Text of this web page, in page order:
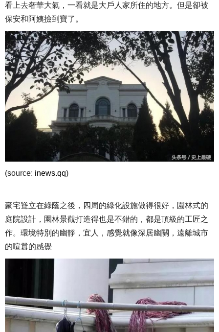
看上去奢華大氣，一看就是大戶人家所住的地方。但是卻被
保安和阿姨撿到寶了。
(source: inews.qq)
豪宅聳立在綠蔭之後，四周的綠化設施做得很好，園林式的
庭院設計，園林景觀打造得也是不錯的，都是頂級的工匠之
作。環境特別的幽靜，宜人，感覺就像深居幽關，遠離城市
的喧囂的感覺